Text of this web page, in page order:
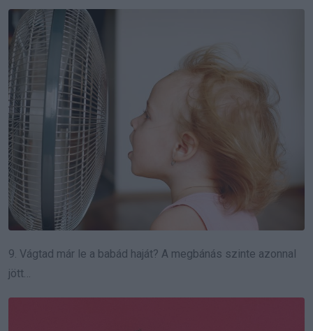
9. Vágtad már le a babád haját? A megbánás szinte azonnal
jött…